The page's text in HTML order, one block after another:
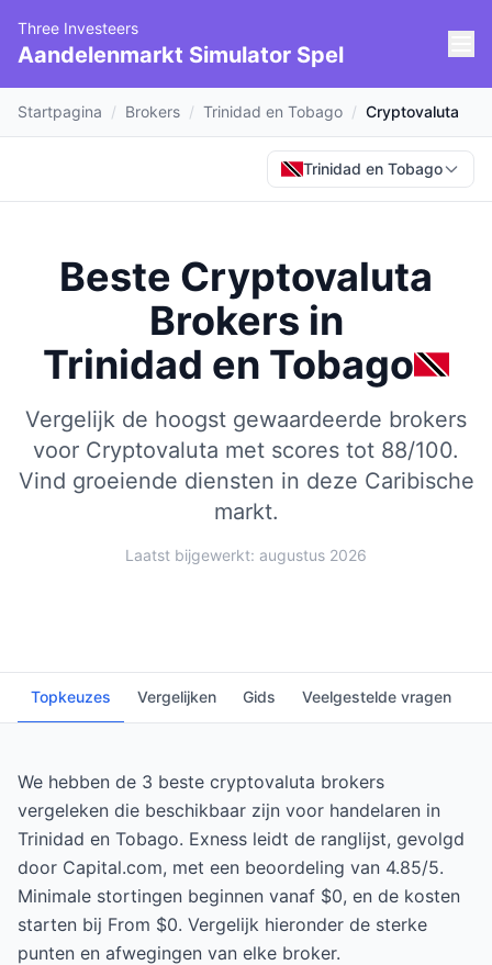
Three Investeers
Aandelenmarkt Simulator Spel
Startpagina / Brokers / Trinidad en Tobago / Cryptovaluta
Trinidad en Tobago
Beste Cryptovaluta
Brokers in
Trinidad en Tobago
Vergelijk de hoogst gewaardeerde brokers
voor Cryptovaluta met scores tot 88/100.
Vind groeiende diensten in deze Caribische
markt.
Laatst bijgewerkt: augustus 2026
Topkeuzes Vergelijken Gids Veelgestelde vragen
We hebben de 3 beste cryptovaluta brokers
vergeleken die beschikbaar zijn voor handelaren in
Trinidad en Tobago. Exness leidt de ranglijst, gevolgd
door Capital.com, met een beoordeling van 4.85/5.
Minimale stortingen beginnen vanaf $0, en de kosten
starten bij From $0. Vergelijk hieronder de sterke
punten en afwegingen van elke broker.